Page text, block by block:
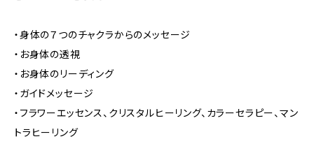
・身体の７つのチャクラからのメッセージ
・お身体の透視
・お身体のリーディング
・ガイドメッセージ
・フラワーエッセンス、クリスタルヒーリング、カラーセラピー、マン
トラヒーリング